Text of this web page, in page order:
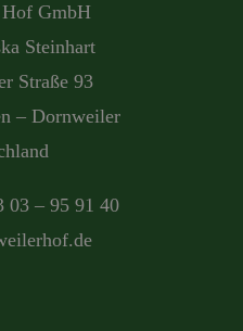
GmbH
Steinhart
Straße 93
– Dornweiler
03 – 95 91 40